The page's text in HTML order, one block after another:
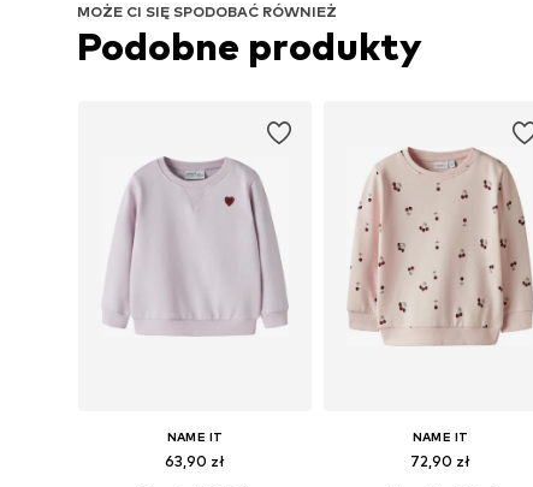
MOŻE CI SIĘ SPODOBAĆ RÓWNIEŻ
Podobne produkty
NAME IT
63,90 zł
NAME IT
72,90 zł